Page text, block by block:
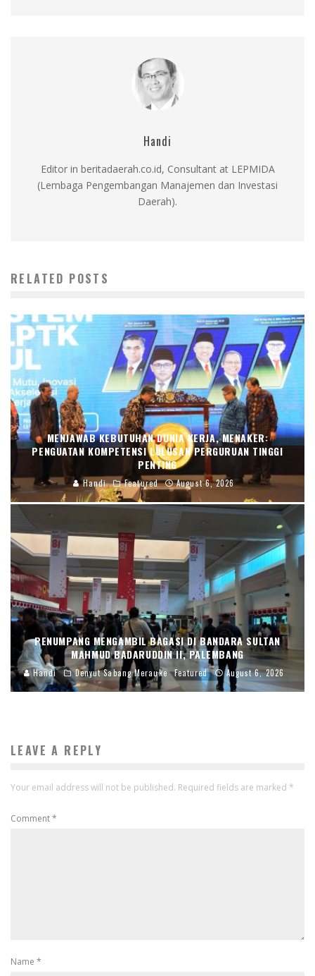
Handi
Editor in beritadaerah.co.id, Consultant at LEPMIDA
(Lembaga Pengembangan Manajemen dan Investasi
Daerah).
RELATED POSTS
MENJAWAB KEBUTUHAN DUNIA KERJA, MENAKER:
PENGUATAN KOMPETENSI LULUSAN PERGURUAN TINGGI
PENTING
Handi Featured August 6, 2026
PENUMPANG MENGAMBIL BAGASI DI BANDARA SULTAN
MAHMUD BADARUDDIN II, PALEMBANG
Handi Denyut Sabang Merauke Featured August 6, 2026
LEAVE A REPLY
Your email address will not be published. Required fields are marked *
Comment*
Name *